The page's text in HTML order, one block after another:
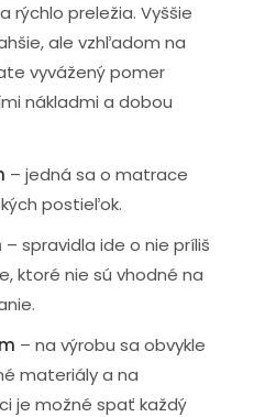
rýchlo preležia. Vyššie
ale vzhľadom na
vyvážený pomer
nákladmi a dobou
– jedná sa o matrace
postieľok.
– spravidla ide o nie príliš
ktoré nie sú vhodné na
– na výrobu sa obvykle
materiály a na
je možné spať každý